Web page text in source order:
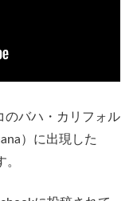
のバハ・カリフォル
）に出現した